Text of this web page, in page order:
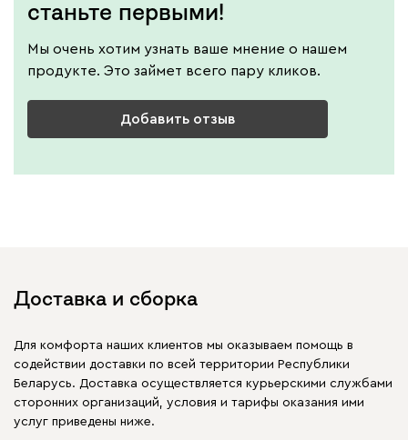
станьте первыми!
Мы очень хотим узнать ваше мнение о нашем
продукте. Это займет всего пару кликов.
Добавить отзыв
Доставка и сборка
Для комфорта наших клиентов мы оказываем помощь в
содействии доставки по всей территории Республики
Беларусь. Доставка осуществляется курьерскими службами
сторонних организаций, условия и тарифы оказания ими
услуг приведены ниже.